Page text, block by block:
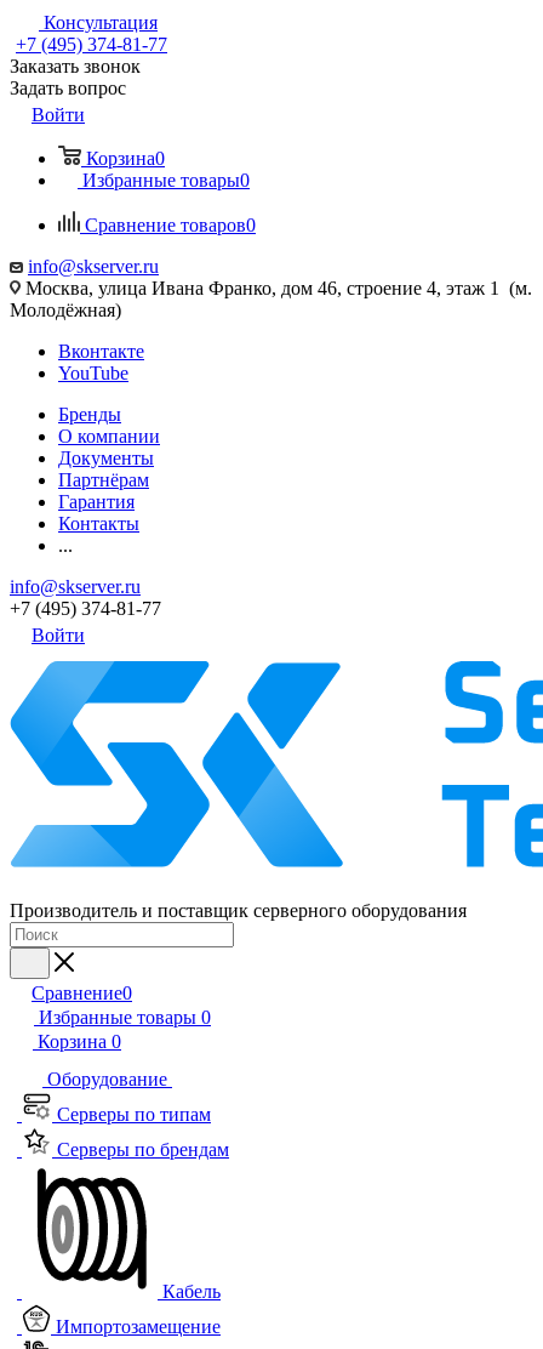
Консультация
+7 (495) 374-81-77
Заказать звонок
Задать вопрос
Войти
Корзина0
Избранные товары0
Сравнение товаров0
info@skserver.ru
Москва, улица Ивана Франко, дом 46, строение 4, этаж 1 (м.
Молодёжная)
Вконтакте
YouTube
Бренды
О компании
Документы
Партнёрам
Гарантия
Контакты
...
info@skserver.ru
+7 (495) 374-81-77
Войти
Производитель и поставщик серверного оборудования
Сравнение0
Избранные товары 0
Корзина 0
Оборудование
Серверы по типам
Серверы по брендам
Кабель
Импортозамещение